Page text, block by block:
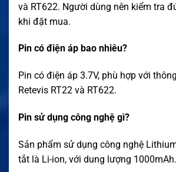
và RT622. Người dùng nên kiểm tra
khi đặt mua.
Pin có điện áp bao nhiêu?
Pin có điện áp 3.7V, phù hợp với
Retevis RT22 và RT622.
Pin sử dụng công nghệ gì?
Sản phẩm sử dụng công nghệ
tắt là Li-ion, với dung lượng 1000mAh.